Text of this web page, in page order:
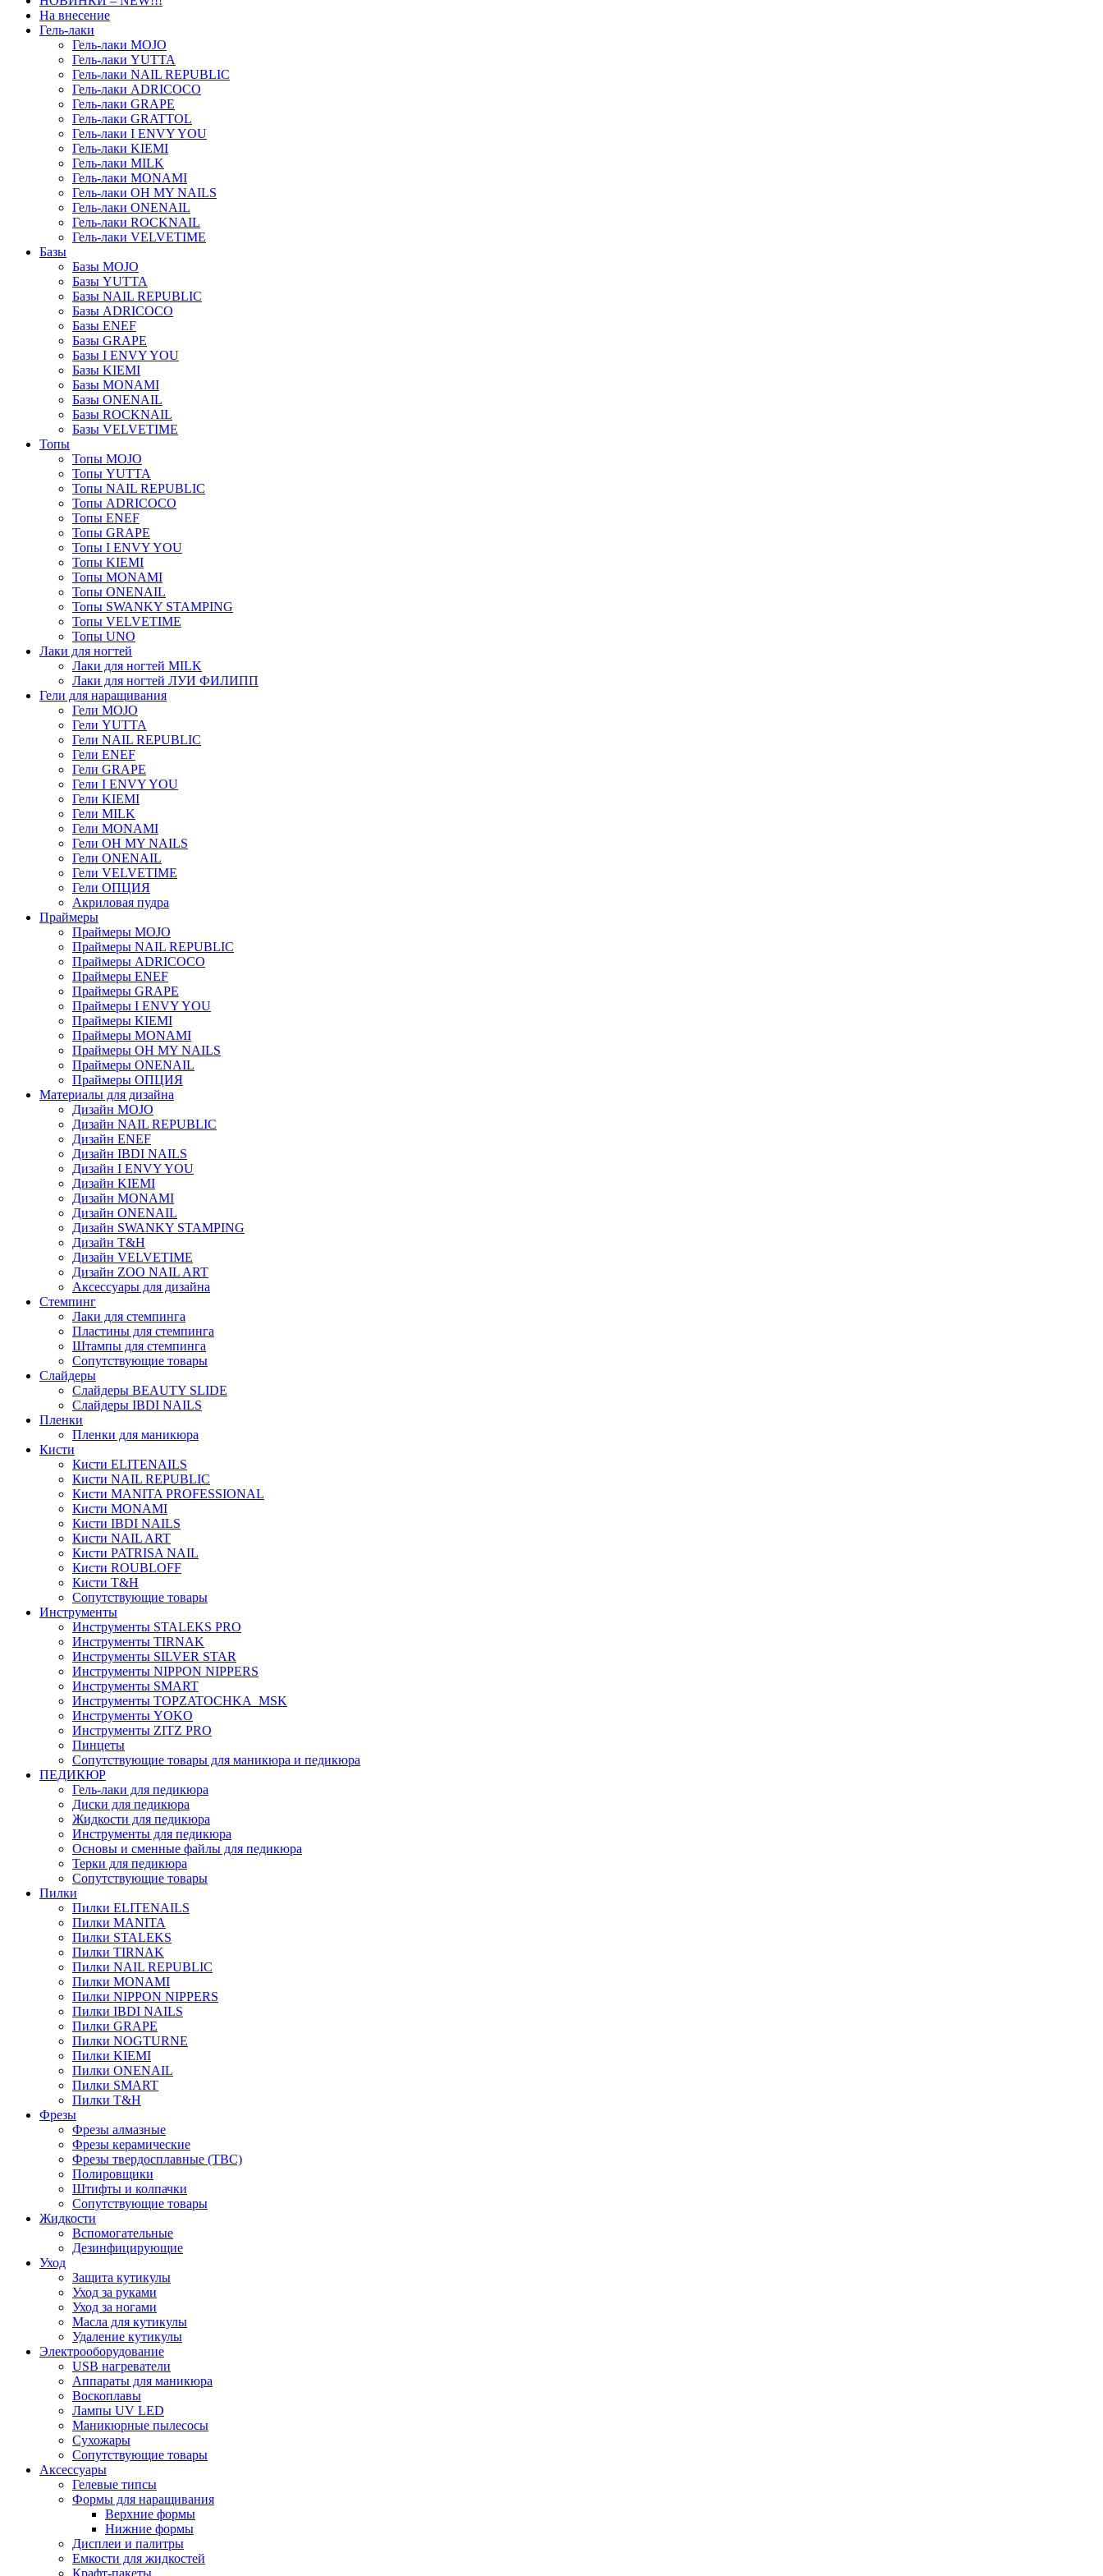
На внесение
Гель-лаки
Гель-лаки MOJO
Гель-лаки YUTTA
Гель-лаки NAIL REPUBLIC
Гель-лаки ADRICOCO
Гель-лаки GRAPE
Гель-лаки GRATTOL
Гель-лаки I ENVY YOU
Гель-лаки KIEMI
Гель-лаки MILK
Гель-лаки MONAMI
Гель-лаки OH MY NAILS
Гель-лаки ONENAIL
Гель-лаки ROCKNAIL
Гель-лаки VELVETIME
Базы
Базы MOJO
Базы YUTTA
Базы NAIL REPUBLIC
Базы ADRICOCO
Базы ENEF
Базы GRAPE
Базы I ENVY YOU
Базы KIEMI
Базы MONAMI
Базы ONENAIL
Базы ROCKNAIL
Базы VELVETIME
Топы
Топы MOJO
Топы YUTTA
Топы NAIL REPUBLIC
Топы ADRICOCO
Топы ENEF
Топы GRAPE
Топы I ENVY YOU
Топы KIEMI
Топы MONAMI
Топы ONENAIL
Топы SWANKY STAMPING
Топы VELVETIME
Топы UNO
Лаки для ногтей
Лаки для ногтей MILK
Лаки для ногтей ЛУИ ФИЛИПП
Гели для наращивания
Гели MOJO
Гели YUTTA
Гели NAIL REPUBLIC
Гели ENEF
Гели GRAPE
Гели I ENVY YOU
Гели KIEMI
Гели MILK
Гели MONAMI
Гели OH MY NAILS
Гели ONENAIL
Гели VELVETIME
Гели ОПЦИЯ
Акриловая пудра
Праймеры
Праймеры MOJO
Праймеры NAIL REPUBLIC
Праймеры ADRICOCO
Праймеры ENEF
Праймеры GRAPE
Праймеры I ENVY YOU
Праймеры KIEMI
Праймеры MONAMI
Праймеры OH MY NAILS
Праймеры ONENAIL
Праймеры ОПЦИЯ
Материалы для дизайна
Дизайн MOJO
Дизайн NAIL REPUBLIC
Дизайн ENEF
Дизайн IBDI NAILS
Дизайн I ENVY YOU
Дизайн KIEMI
Дизайн MONAMI
Дизайн ONENAIL
Дизайн SWANKY STAMPING
Дизайн T&H
Дизайн VELVETIME
Дизайн ZOO NAIL ART
Аксессуары для дизайна
Стемпинг
Лаки для стемпинга
Пластины для стемпинга
Штампы для стемпинга
Сопутствующие товары
Слайдеры
Слайдеры BEAUTY SLIDE
Слайдеры IBDI NAILS
Пленки
Пленки для маникюра
Кисти
Кисти ELITENAILS
Кисти NAIL REPUBLIC
Кисти MANITA PROFESSIONAL
Кисти MONAMI
Кисти IBDI NAILS
Кисти NAIL ART
Кисти PATRISA NAIL
Кисти ROUBLOFF
Кисти T&H
Сопутствующие товары
Инструменты
Инструменты STALEKS PRO
Инструменты TIRNAK
Инструменты SILVER STAR
Инструменты NIPPON NIPPERS
Инструменты SMART
Инструменты TOPZATOCHKA_MSK
Инструменты YOKO
Инструменты ZITZ PRO
Пинцеты
Сопутствующие товары для маникюра и педикюра
ПЕДИКЮР
Гель-лаки для педикюра
Диски для педикюра
Жидкости для педикюра
Инструменты для педикюра
Основы и сменные файлы для педикюра
Терки для педикюра
Сопутствующие товары
Пилки
Пилки ELITENAILS
Пилки MANITA
Пилки STALEKS
Пилки TIRNAK
Пилки NAIL REPUBLIC
Пилки MONAMI
Пилки NIPPON NIPPERS
Пилки IBDI NAILS
Пилки GRAPE
Пилки NOGTURNE
Пилки KIEMI
Пилки ONENAIL
Пилки SMART
Пилки T&H
Фрезы
Фрезы алмазные
Фрезы керамические
Фрезы твердосплавные (ТВС)
Полировщики
Штифты и колпачки
Сопутствующие товары
Жидкости
Вспомогательные
Дезинфицирующие
Уход
Защита кутикулы
Уход за руками
Уход за ногами
Масла для кутикулы
Удаление кутикулы
Электрооборудование
USB нагреватели
Аппараты для маникюра
Воскоплавы
Лампы UV LED
Маникюрные пылесосы
Сухожары
Сопутствующие товары
Аксессуары
Гелевые типсы
Формы для наращивания
Верхние формы
Нижние формы
Дисплеи и палитры
Емкости для жидкостей
Крафт-пакеты